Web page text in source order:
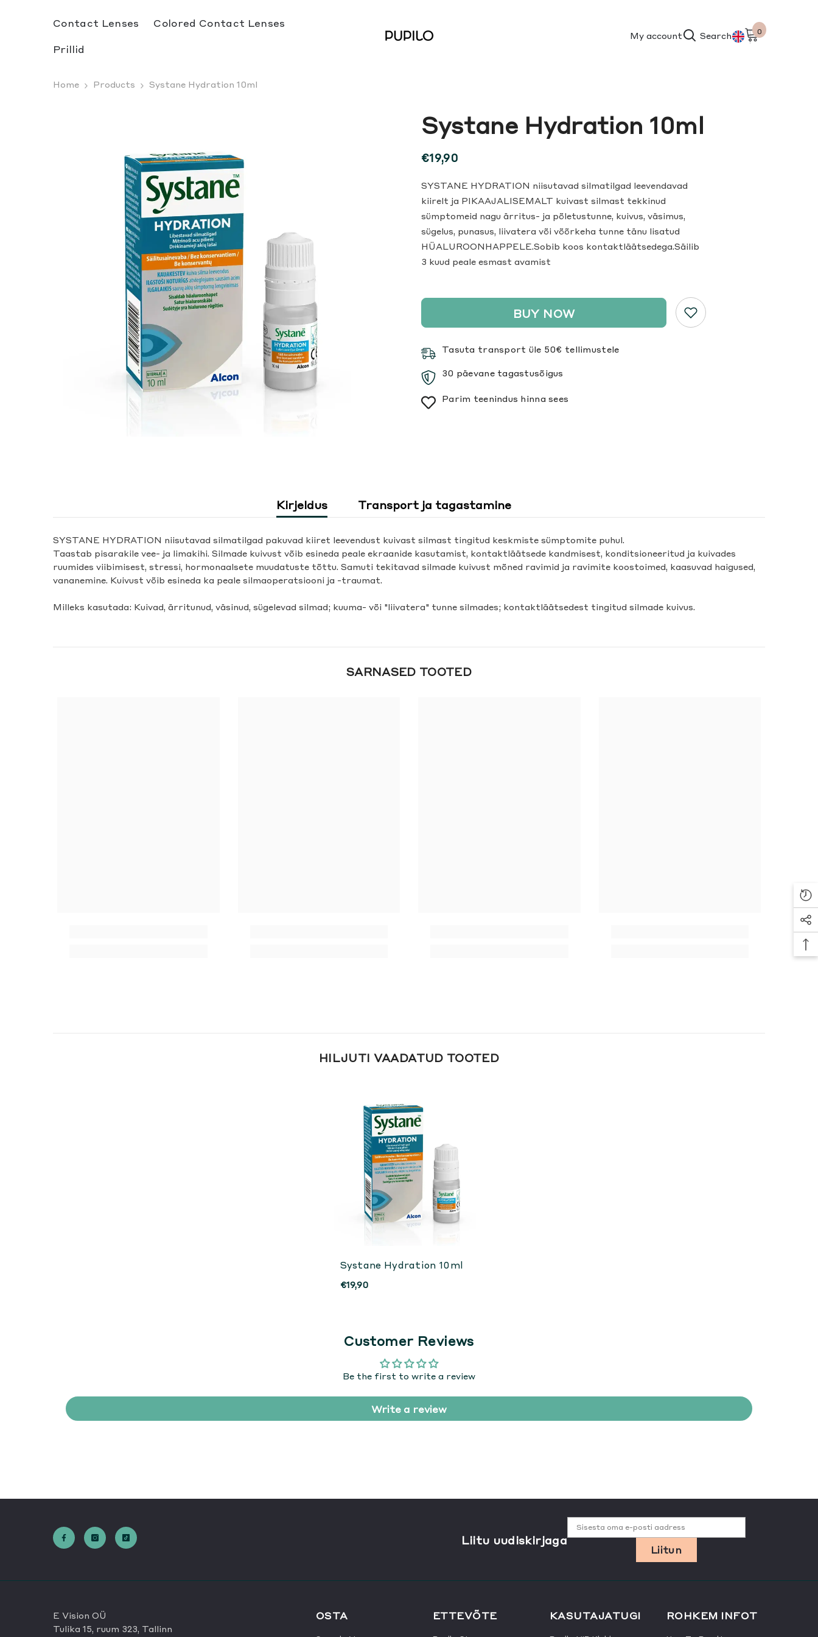
Contact Lenses
Colored Contact Lenses
Prillid
My account
Search
00
items
Home Products Systane Hydration 10ml
Systane Hydration 10ml
€19,90
SYSTANE HYDRATION niisutavad silmatilgad leevendavad
kiirelt ja PIKAAJALISEMALT kuivast silmast tekkinud
sümptomeid nagu ärritus- ja põletustunne, kuivus, väsimus,
sügelus, punasus, liivatera või võõrkeha tunne tänu lisatud
HÜALUROONHAPPELE.Sobib koos kontaktläätsedega.Säilib
3 kuud peale esmast avamist
BUY NOW
Tasuta transport üle 50€ tellimustele
30 päevane tagastusõigus
Parim teenindus hinna sees
Kirjeldus Transport ja tagastamine
SYSTANE HYDRATION niisutavad silmatilgad pakuvad kiiret leevendust kuivast silmast tingitud keskmiste sümptomite puhul.
Taastab pisarakile vee- ja limakihi. Silmade kuivust võib esineda peale ekraanide kasutamist, kontaktläätsede kandmisest, konditsioneeritud ja kuivades
ruumides viibimisest, stressi, hormonaalsete muudatuste tõttu. Samuti tekitavad silmade kuivust mõned ravimid ja ravimite koostoimed, kaasuvad haigused,
vananemine. Kuivust võib esineda ka peale silmaoperatsiooni ja -traumat.
Milleks kasutada: Kuivad, ärritunud, väsinud, sügelevad silmad; kuuma- või "liivatera" tunne silmades; kontaktläätsedest tingitud silmade kuivus.
SARNASED TOOTED
HILJUTI VAADATUD TOOTED
Systane Hydration 10ml
€19,90
Customer Reviews
Be the first to write a review
Write a review
Liitu uudiskirjaga
Sisesta oma e-posti aadress
Liitun
E Vision OÜ
Tulika 15, ruum 323, Tallinn
OSTA ETTEVÕTE KASUTAJATUGI ROHKEM INFOT